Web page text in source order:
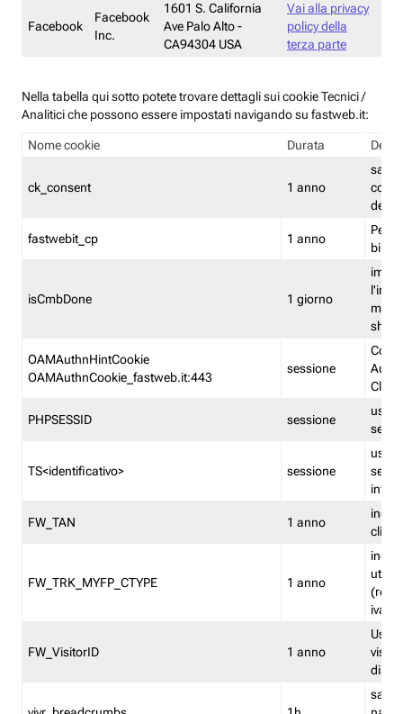
Facebook
Facebook
Inc.
1601 S. California
Ave Palo Alto -
CA94304 USA
Vai alla privacy
policy della
terza parte
Nella tabella qui sotto potete trovare dettagli sui cookie Tecnici /
Analitici che possono essere impostati navigando su fastweb.it:
Nome cookie Durata
ck_consent 1 anno
salva
dei
fastwebit_cp 1 anno
isCmbDone 1 giorno
shp
OAMAuthnHintCookie
OAMAuthnCookie_fastweb.it:443
sessione
PHPSESSID sessione
TS<identificativo> sessione
FW_TAN 1 anno
FW_TRK_MYFP_CTYPE 1 anno
iva/
FW_VisitorID 1 anno
salva